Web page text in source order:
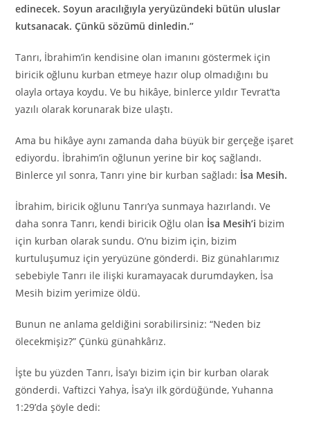
edinecek. Soyun aracılığıyla yeryüzündeki bütün uluslar
kutsanacak. Çünkü sözümü dinledin.”
Tanrı, İbrahim’in kendisine olan imanını göstermek için
biricik oğlunu kurban etmeye hazır olup olmadığını bu
olayla ortaya koydu. Ve bu hikâye, binlerce yıldır Tevrat’ta
yazılı olarak korunarak bize ulaştı.
Ama bu hikâye aynı zamanda daha büyük bir gerçeğe işaret
ediyordu. İbrahim’in oğlunun yerine bir koç sağlandı.
Binlerce yıl sonra, Tanrı yine bir kurban sağladı: İsa Mesih.
İbrahim, biricik oğlunu Tanrı’ya sunmaya hazırlandı. Ve
daha sonra Tanrı, kendi biricik Oğlu olan İsa Mesih’i bizim
için kurban olarak sundu. O’nu bizim için, bizim
kurtuluşumuz için yeryüzüne gönderdi. Biz günahlarımız
sebebiyle Tanrı ile ilişki kuramayacak durumdayken, İsa
Mesih bizim yerimize öldü.
Bunun ne anlama geldiğini sorabilirsiniz: “Neden biz
ölecekmişiz?” Çünkü günahkârız.
İşte bu yüzden Tanrı, İsa’yı bizim için bir kurban olarak
gönderdi. Vaftizci Yahya, İsa’yı ilk gördüğünde, Yuhanna
1:29’da şöyle dedi: